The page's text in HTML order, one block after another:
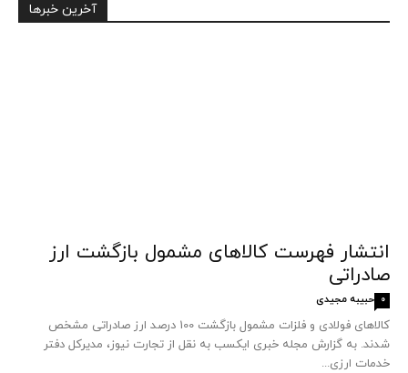
آخرین خبرها
انتشار فهرست کالاهای مشمول بازگشت ارز
صادراتی
حبیبه مجیدی 0
کالاهای فولادی و فلزات مشمول بازگشت 100 درصد ارز صادراتی مشخص
شدند. به گزارش مجله خبری ایکسب به نقل از تجارت نیوز، مدیرکل دفتر
خدمات ارزی...